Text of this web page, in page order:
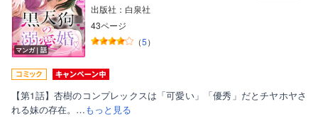
マンガ｜話
出版社：白泉社
43ページ
（5）
【第1話】杏樹のコンプレックスは「可愛い」「優秀」だとチヤホヤさ
れる妹の存在。…もっと見る